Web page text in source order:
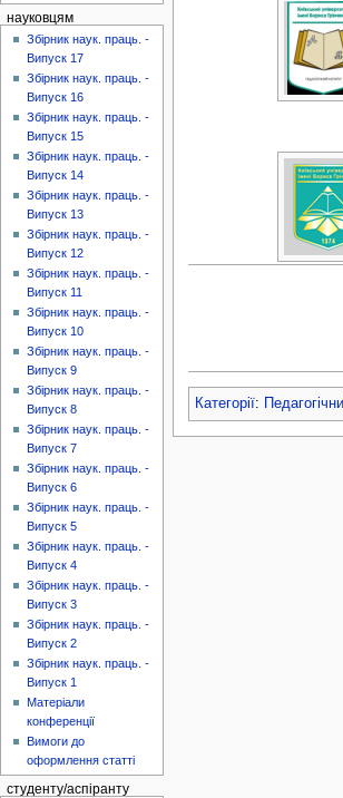
Категорії:
науковцям
Збірник наук. праць. -
Випуск 17
Збірник наук. праць. -
Випуск 16
Збірник наук. праць. -
Випуск 15
Збірник наук. праць. -
Випуск 14
Збірник наук. праць. -
Випуск 13
Збірник наук. праць. -
Випуск 12
Збірник наук. праць. -
Випуск 11
Збірник наук. праць. -
Випуск 10
Збірник наук. праць. -
Випуск 9
Збірник наук. праць. -
Випуск 8
Збірник наук. праць. -
Випуск 7
Збірник наук. праць. -
Випуск 6
Збірник наук. праць. -
Випуск 5
Збірник наук. праць. -
Випуск 4
Збірник наук. праць. -
Випуск 3
Збірник наук. праць. -
Випуск 2
Збірник наук. праць. -
Випуск 1
Матеріали
конференції
Вимоги до
оформлення статті
студенту/аспіранту